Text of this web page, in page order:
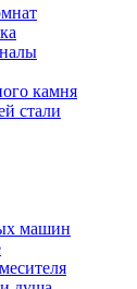
камня
стали
машин